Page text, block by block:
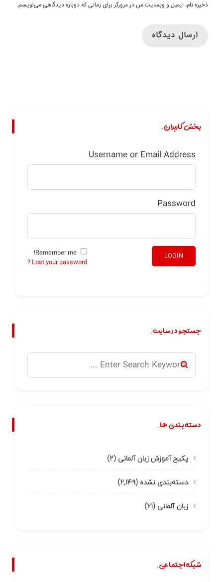
ذخیره نام، ایمیل و وبسایت من در مرورگر برای زمانی که دوباره دیدگاهی می‌نویسم.
بخش کاربران.
Username or Email Address
Password
LOGIN
Lost your password ?
جستجو در سایت.
دسته بندی ها.
پکیج آموزش زبان آلمانی (۲)
دسته‌بندی نشده (۲,۱۴۹)
زبان آلمانی (۲۱)
شبکه اجتماعی.